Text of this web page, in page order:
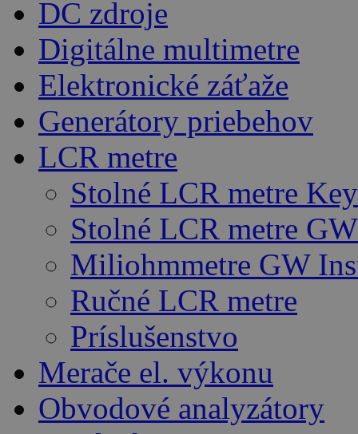
DC zdroje
Digitálne multimetre
Elektronické záťaže
Generátory priebehov
LCR metre
Stolné LCR metre
Stolné LCR metre
Miliohmmetre GW
Ručné LCR metre
Príslušenstvo
Merače el. výkonu
Obvodové analyzátory